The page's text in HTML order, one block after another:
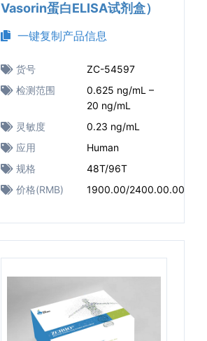
Vasorin蛋白ELISA试剂盒）
一键复制产品信息
货号
ZC-54597
检测范围
0.625 ng/mL –
20 ng/mL
灵敏度
0.23 ng/mL
应用
Human
规格
48T/96T
价格(RMB)
1900.00/2400.00.00